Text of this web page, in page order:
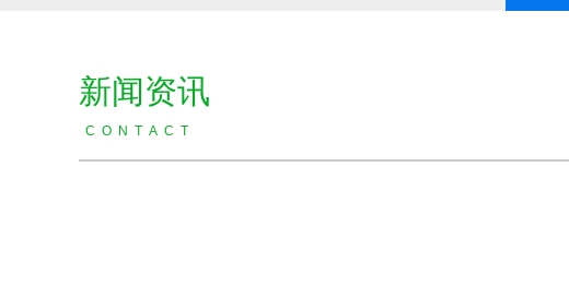
新闻资讯
C O N T A C T